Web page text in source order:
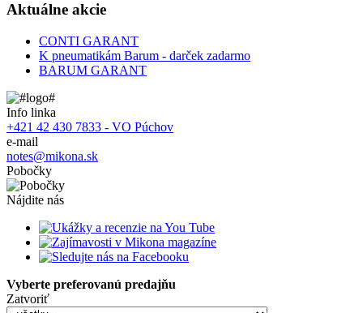
Aktuálne akcie
CONTI GARANT
K pneumatikám Barum - darček zadarmo
BARUM GARANT
Info linka
+421 42 430 7833 - VO Púchov
e-mail
notes@mikona.sk
Pobočky
Nájdite nás
Vyberte preferovanú predajňu
Zatvoriť